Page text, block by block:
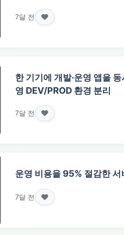
7달 전
한 기기에 개발·운영 앱을
영 DEV/PROD 환경 분리
7달 전
운영 비용을 95% 절감한
7달 전